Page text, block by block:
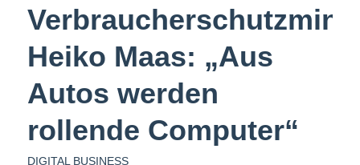
Heiko Maas: „Aus
Autos werden
rollende Computer“
DIGITAL BUSINESS